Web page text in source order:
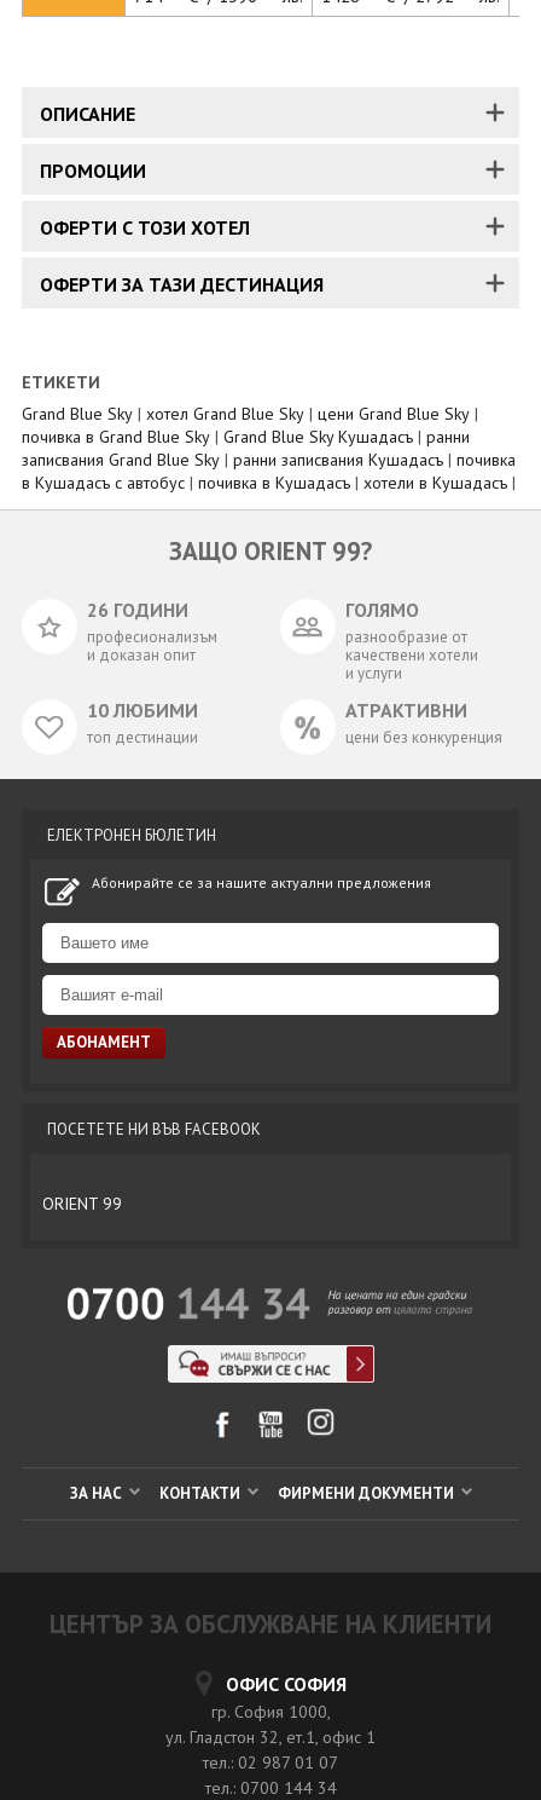
ОПИСАНИЕ
ПРОМОЦИИ
ОФЕРТИ С ТОЗИ ХОТЕЛ
ОФЕРТИ ЗА ТАЗИ ДЕСТИНАЦИЯ
ЕТИКЕТИ
Grand Blue Sky | хотел Grand Blue Sky | цени Grand Blue Sky |
почивка в Grand Blue Sky | Grand Blue Sky Кушадасъ | ранни
записвания Grand Blue Sky | ранни записвания Кушадасъ | почивка
в Кушадасъ с автобус | почивка в Кушадасъ | хотели в Кушадасъ |
ЗАЩО ORIENT 99?
26 ГОДИНИ
професионализъм
и доказан опит
ГОЛЯМО
разнообразие от
качествени хотели
и услуги
10 ЛЮБИМИ
топ дестинации
АТРАКТИВНИ
цени без конкуренция
ЕЛЕКТРОНЕН БЮЛЕТИН
Абонирайте се за нашите актуални предложения
ПОСЕТЕТЕ НИ ВЪВ FACEBOOK
ORIENT 99
ЗА НАС КОНТАКТИ ФИРМЕНИ ДОКУМЕНТИ
ЦЕНТЪР ЗА ОБСЛУЖВАНЕ НА КЛИЕНТИ
ОФИС СОФИЯ
гр. София 1000,
ул. Гладстон 32, ет.1, офис 1
тел.: 02 987 01 07
тел.: 0700 144 34